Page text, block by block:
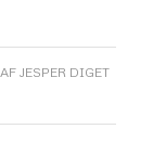
AFJESPER DIGET